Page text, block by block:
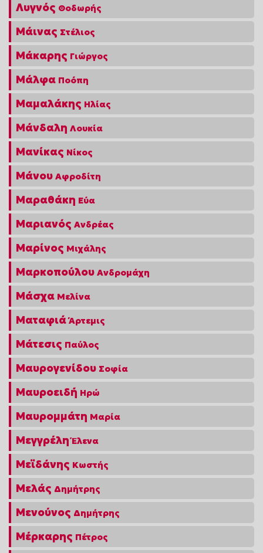
Λυγνός Θοδωρής
Μάινας Στέλιος
Μάκαρης Γιώργος
Μάλφα Ποόπη
Μαμαλάκης Ηλίας
Μάνδαλη Λουκία
Μανίκας Νίκος
Μάνου Αφροδίτη
Μαραθάκη Εύα
Μαριανός Ανδρέας
Μαρίνος Μιχάλης
Μαρκοπούλου Ανδρομάχη
Μάσχα Μελίνα
Ματαφιά Άρτεμις
Μάτεσις Παύλος
Μαυρογενίδου Σοφία
Μαυροειδή Ηρώ
Μαυρομμάτη Μαρία
Μεγγρέλη Έλενα
Μεϊδάνης Κωστής
Μελάς Δημήτρης
Μενούνος Δημήτρης
Μέρκαρης Πέτρος